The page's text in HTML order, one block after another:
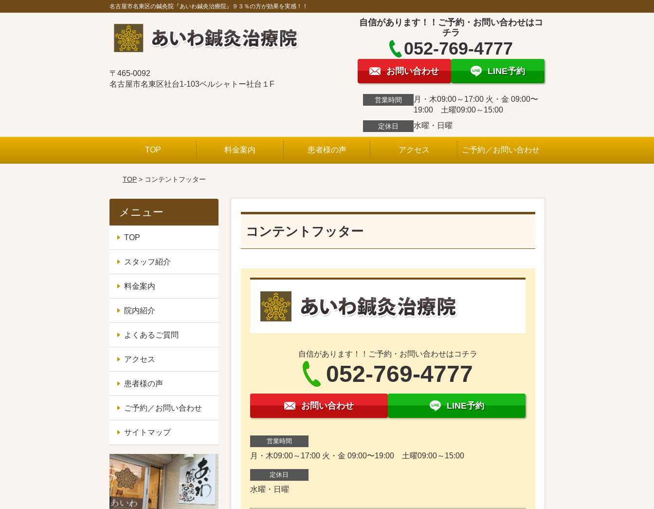
名古屋市名東区の鍼灸院『あいわ鍼灸治療院』９３％の方が効果を実感！！
〒465-0092
名古屋市名東区社台1-103ベルシャトー社台１F
自信があります！！ご予約・お問い合わせはコ
チラ
052-769-4777
お問い合わせ LINE予約
営業時間
月・木09:00～17:00 火・金 09:00〜
19:00 土曜09:00～15:00
定休日 水曜・日曜
TOP 料金案内 患者様の声 アクセス ご予約／お問い合わせ
TOP> コンテントフッター
コンテントフッター
自信があります！！ご予約・お問い合わせはコチラ
052-769-4777
お問い合わせ LINE予約
営業時間
月・木09:00～17:00 火・金 09:00〜19:00 土曜09:00～15:00
定休日
水曜・日曜
メニュー
TOP
スタッフ紹介
料金案内
院内紹介
よくあるご質問
アクセス
患者様の声
ご予約／お問い合わせ
サイトマップ